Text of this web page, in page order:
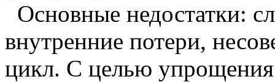
Основные недостатки:
внутренние потери,
цикл. С целью